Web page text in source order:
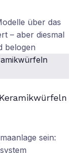
über das
– aber diesmal
belogen
sein: